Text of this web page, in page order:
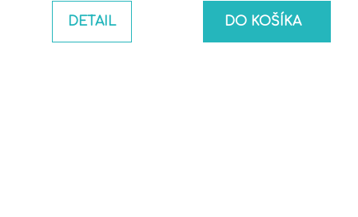
DETAIL DO KOŠÍKA